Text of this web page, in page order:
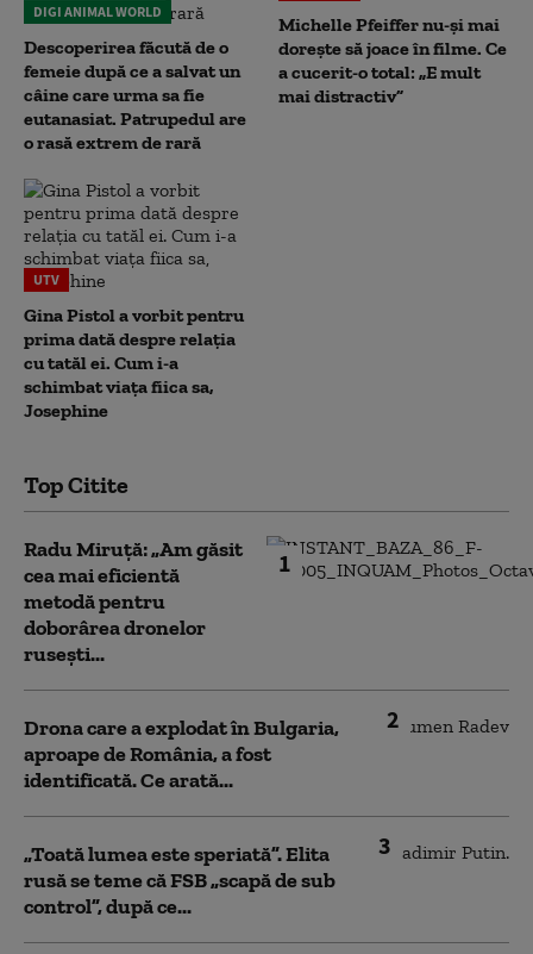
DIGI ANIMAL WORLD
Descoperirea făcută de o
femeie după ce a salvat un
câine care urma sa fie
eutanasiat. Patrupedul are
o rasă extrem de rară
Michelle Pfeiffer nu-și mai
dorește să joace în filme. Ce
a cucerit-o total: „E mult
mai distractiv”
UTV
Gina Pistol a vorbit pentru
prima dată despre relația
cu tatăl ei. Cum i-a
schimbat viața fiica sa,
Josephine
Top Citite
1
Radu Miruță: „Am găsit
cea mai eficientă
metodă pentru
doborârea dronelor
rusești...
2
Drona care a explodat în Bulgaria,
aproape de România, a fost
identificată. Ce arată...
3
„Toată lumea este speriată”. Elita
rusă se teme că FSB „scapă de sub
control”, după ce...